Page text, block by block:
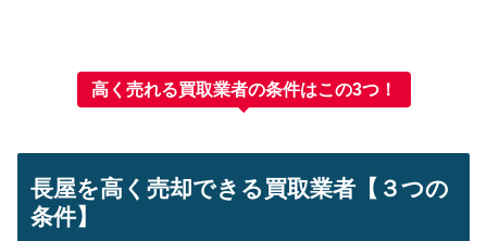
高く売れる買取業者の条件はこの3つ！
長屋を高く売却できる買取業者【３つの
条件】